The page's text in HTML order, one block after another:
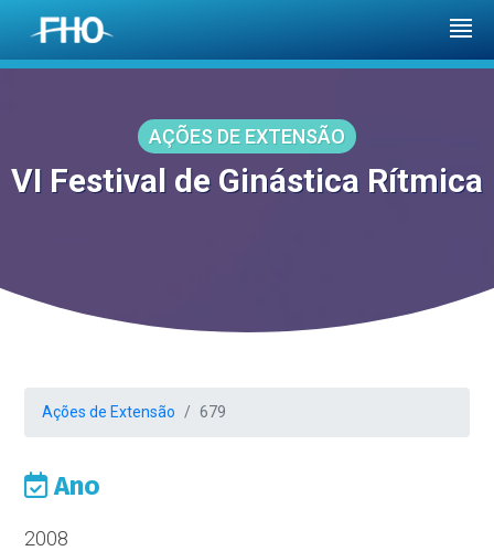
AÇÕES DE EXTENSÃO
VI Festival de Ginástica Rítmica
Ações de Extensão 679
Ano
2008